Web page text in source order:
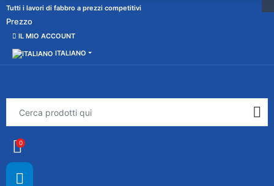
Tutti i lavori di fabbro a prezzi competitivi
Prezzo
IL MIO ACCOUNT
ITALIANO
0